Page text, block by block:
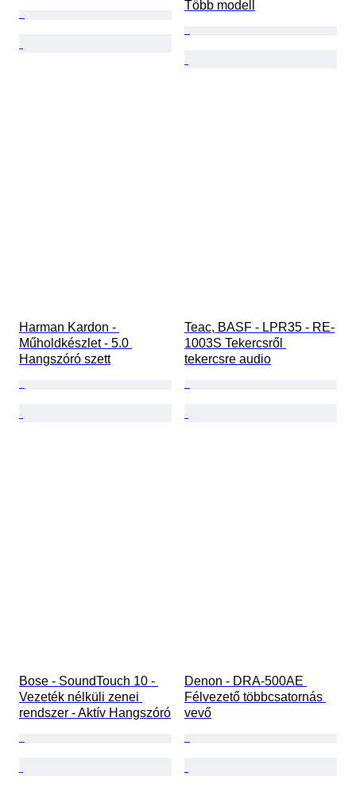
Több modell
Harman Kardon -
Műholdkészlet - 5.0
Hangszóró szett
Teac, BASF - LPR35 - RE-
1003S Tekercsről
tekercsre audio
Bose - SoundTouch 10 -
Vezeték nélküli zenei
rendszer - Aktív Hangszóró
Denon - DRA-500AE
Félvezető többcsatornás
vevő